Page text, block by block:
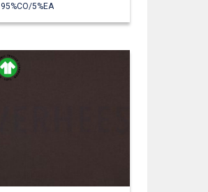
95%CO/5%EA